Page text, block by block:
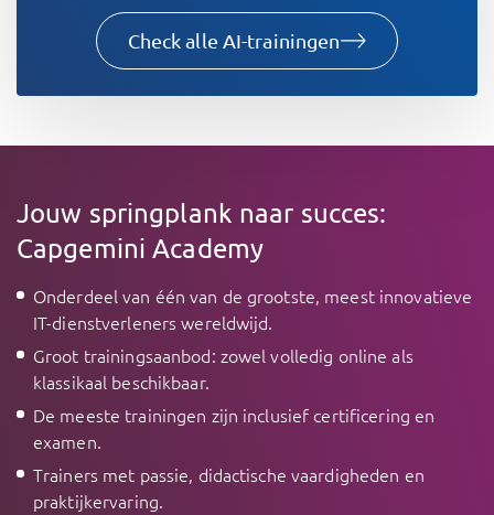
Check alle AI-trainingen
Jouw springplank naar succes:
Capgemini Academy
Onderdeel van één van de grootste, meest innovatieve
IT-dienstverleners wereldwijd.
Groot trainingsaanbod: zowel volledig online als
klassikaal beschikbaar.
De meeste trainingen zijn inclusief certificering en
examen.
Trainers met passie, didactische vaardigheden en
praktijkervaring.